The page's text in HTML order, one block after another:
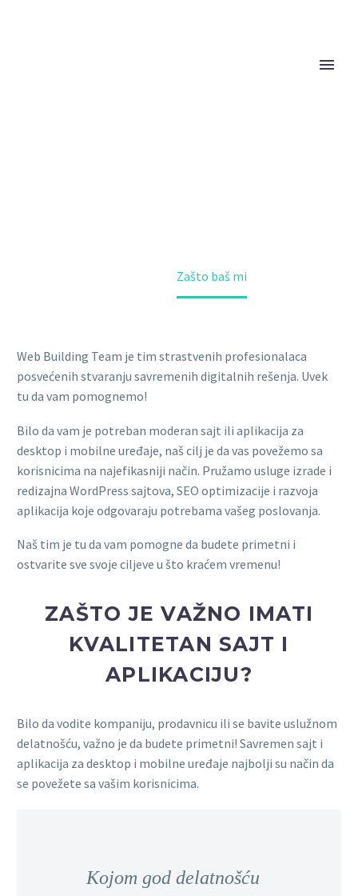
Zašto baš mi
Web Building Team je tim strastvenih profesionalaca
posvećenih stvaranju savremenih digitalnih rešenja. Uvek
tu da vam pomognemo!
Bilo da vam je potreban moderan sajt ili aplikacija za
desktop i mobilne uređaje, naš cilj je da vas povežemo sa
korisnicima na najefikasniji način. Pružamo usluge izrade i
redizajna WordPress sajtova, SEO optimizacije i razvoja
aplikacija koje odgovaraju potrebama vašeg poslovanja.
Naš tim je tu da vam pomogne da budete primetni i
ostvarite sve svoje ciljeve u što kraćem vremenu!
ZAŠTO JE VAŽNO IMATI
KVALITETAN SAJT I
APLIKACIJU?
Bilo da vodite kompaniju, prodavnicu ili se bavite uslužnom
delatnošću, važno je da budete primetni! Savremen sajt i
aplikacija za desktop i mobilne uređaje najbolji su način da
se povežete sa vašim korisnicima.
Kojom god delatnošću